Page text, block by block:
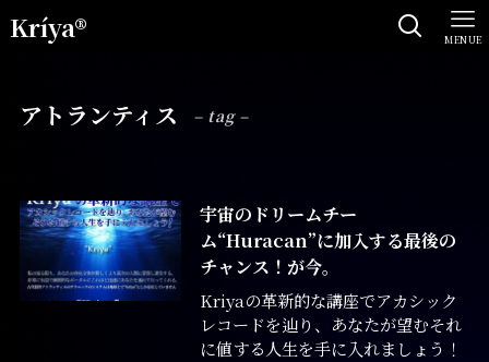
Kríya® MENUE
アトランティス – tag –
宇宙のドリームチー
ム“Huracan”に加入する最後の
チャンス！が今。
Kriyaの革新的な講座でアカシック
レコードを辿り、あなたが望むそれ
に値する人生を手に入れましょう！